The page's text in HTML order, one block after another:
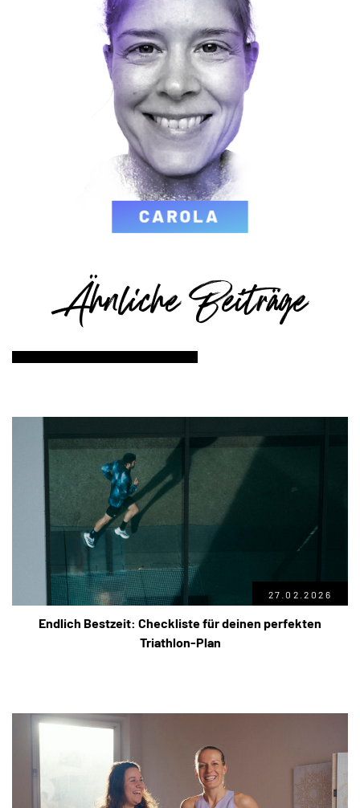
Ähnliche Beiträge
27.02.2026
Endlich Bestzeit: Checkliste für deinen perfekten
Triathlon-Plan